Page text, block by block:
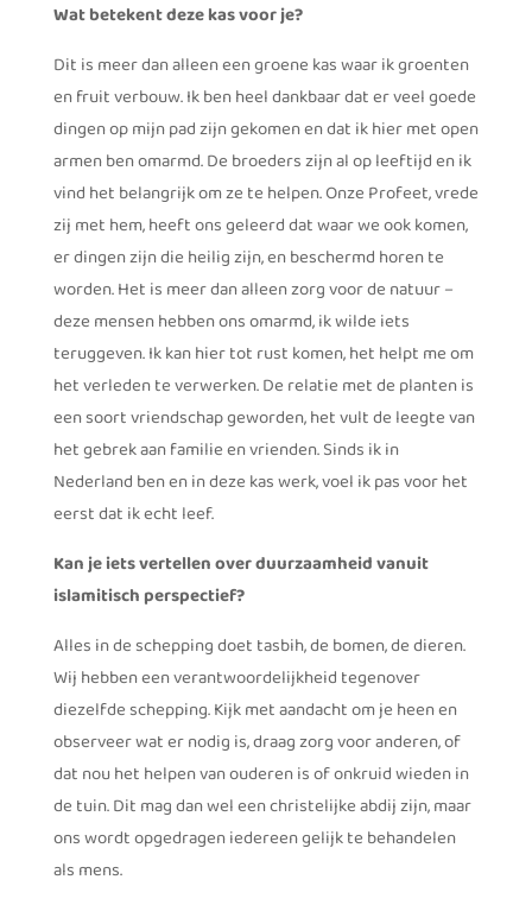
Wat betekent deze kas voor je?
Dit is meer dan alleen een groene kas waar ik groenten
en fruit verbouw. Ik ben heel dankbaar dat er veel goede
dingen op mijn pad zijn gekomen en dat ik hier met open
armen ben omarmd. De broeders zijn al op leeftijd en ik
vind het belangrijk om ze te helpen. Onze Profeet, vrede
zij met hem, heeft ons geleerd dat waar we ook komen,
er dingen zijn die heilig zijn, en beschermd horen te
worden. Het is meer dan alleen zorg voor de natuur –
deze mensen hebben ons omarmd, ik wilde iets
teruggeven. Ik kan hier tot rust komen, het helpt me om
het verleden te verwerken. De relatie met de planten is
een soort vriendschap geworden, het vult de leegte van
het gebrek aan familie en vrienden. Sinds ik in
Nederland ben en in deze kas werk, voel ik pas voor het
eerst dat ik echt leef.
Kan je iets vertellen over duurzaamheid vanuit
islamitisch perspectief?
Alles in de schepping doet tasbih, de bomen, de dieren.
Wij hebben een verantwoordelijkheid tegenover
diezelfde schepping. Kijk met aandacht om je heen en
observeer wat er nodig is, draag zorg voor anderen, of
dat nou het helpen van ouderen is of onkruid wieden in
de tuin. Dit mag dan wel een christelijke abdij zijn, maar
ons wordt opgedragen iedereen gelijk te behandelen
als mens.